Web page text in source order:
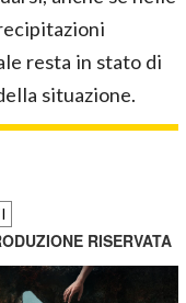
resta in stato di
situazione.
RISERVATA